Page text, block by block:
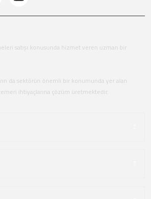
satışı konusunda hizmet veren uzman bir
da sektörün önemli bir konumunda yer alan
ihtiyaçlarına çözüm üretmektedir.